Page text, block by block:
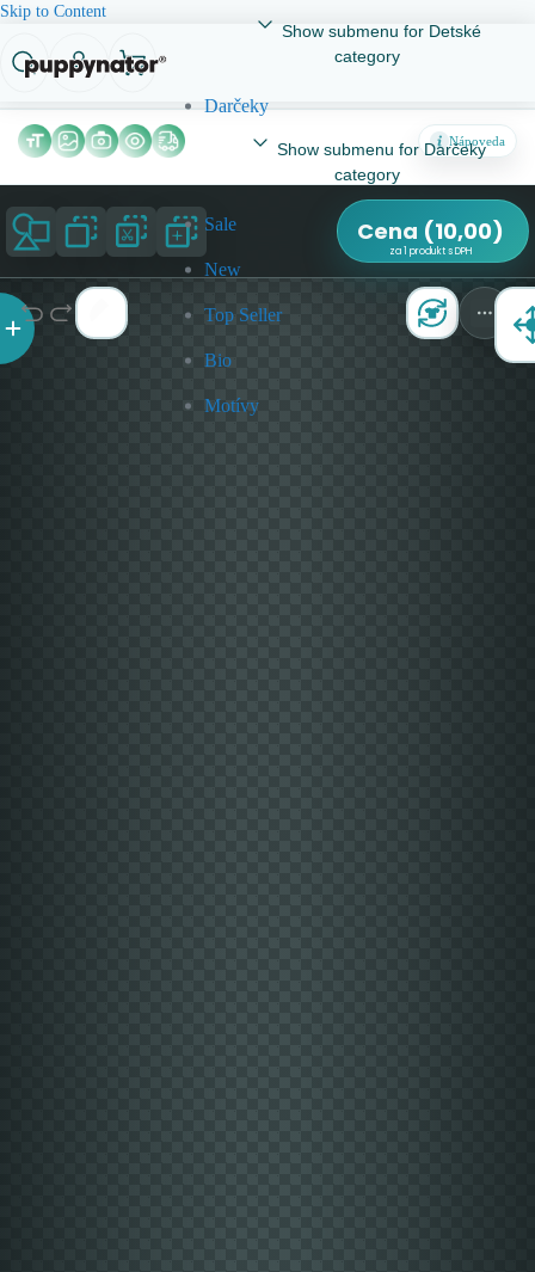
Skip to Content
Show submenu for Detské
category
Darčeky
Show submenu for Darčeky
category
Sale
New
Top Seller
Bio
Motívy
Nápoveda
Cena (10,00)
za 1 produkt s DPH